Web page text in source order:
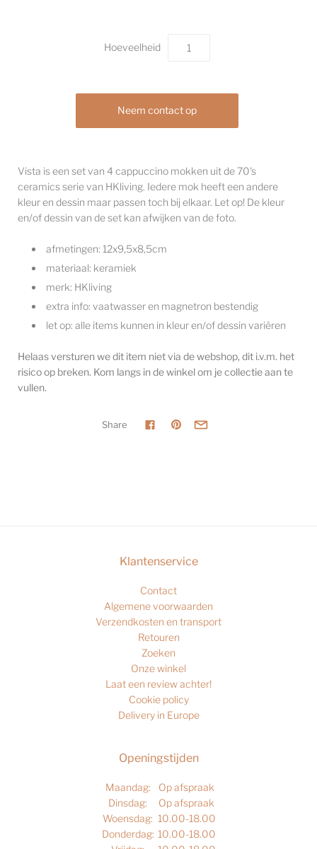
Hoeveelheid
Neem contact op
Vista is een set van 4 cappuccino mokken uit de 70's
ceramics serie van HKliving. Iedere mok heeft een andere
kleur en dessin maar passen toch bij elkaar. Let op! De kleur
en/of dessin van de set kan afwijken van de foto.
afmetingen: 12x9,5x8,5cm
materiaal: keramiek
merk: HKliving
extra info: vaatwasser en magnetron bestendig
let op: alle items kunnen in kleur en/of dessin variëren
Helaas versturen we dit item niet via de webshop, dit i.v.m. het
risico op breken. Kom langs in de winkel om je collectie aan te
vullen.
Share
Klantenservice
Contact
Algemene voorwaarden
Verzendkosten en transport
Retouren
Zoeken
Onze winkel
Laat een review achter!
Cookie policy
Delivery in Europe
Openingstijden
Maandag:
Op afspraak
Dinsdag:
Op afspraak
Woensdag: 10.00-18.00
Donderdag: 10.00-18.00